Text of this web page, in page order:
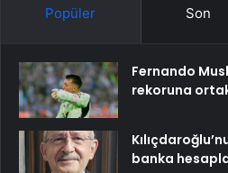
Popüler Son
Fernando
rekoruna
banka